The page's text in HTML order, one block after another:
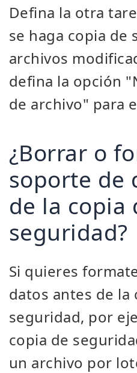
Defina la otra
se haga copia de
archivos
defina la opción
de archivo" para
¿Borrar o
soporte de
de la copia
seguridad?
Si quieres
datos antes de la
seguridad, por
copia de
un archivo por